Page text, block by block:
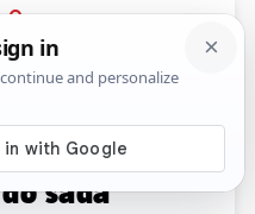
Komentari
sankcija
sada'